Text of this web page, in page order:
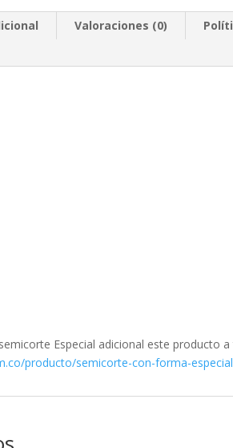
Valoraciones (0)
Especial adicional este producto
producto/semicorte-con-forma-